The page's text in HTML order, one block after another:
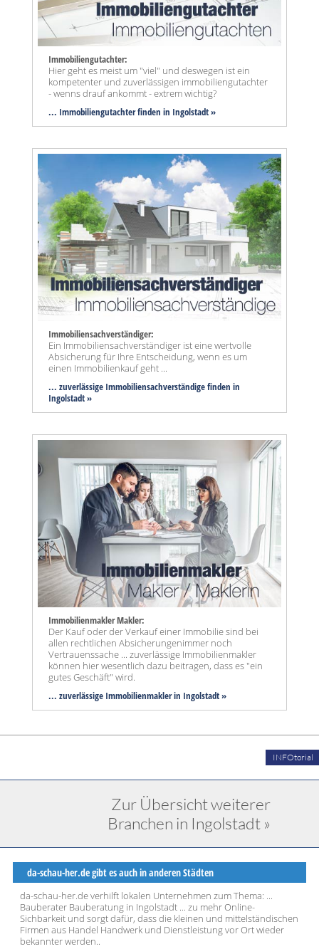
Immobiliengutachter:
Hier geht es meist um "viel" und deswegen ist ein
kompetenter und zuverlässigen immobiliengutachter
- wenns drauf ankommt - extrem wichtig?
... Immobiliengutachter finden in Ingolstadt »
Immobiliensachverständiger:
Ein Immobiliensachverständiger ist eine wertvolle
Absicherung für Ihre Entscheidung, wenn es um
einen Immobilienkauf geht ...
... zuverlässige Immobiliensachverständige finden in
Ingolstadt »
Immobilienmakler Makler:
Der Kauf oder der Verkauf einer Immobilie sind bei
allen rechtlichen Absicherungenimmer noch
Vertrauenssache ... zuverlässige Immobilienmakler
können hier wesentlich dazu beitragen, dass es "ein
gutes Geschäft" wird.
... zuverlässige Immobilienmakler in Ingolstadt »
INFOtorial
Zur Übersicht weiterer
Branchen in Ingolstadt »
da-schau-her.de gibt es auch in anderen Städten
da-schau-her.de verhilft lokalen Unternehmen zum Thema: ...
Bauberater Bauberatung in Ingolstadt ... zu mehr Online-
Sichbarkeit und sorgt dafür, dass die kleinen und mittelständischen
Firmen aus Handel Handwerk und Dienstleistung vor Ort wieder
bekannter werden..